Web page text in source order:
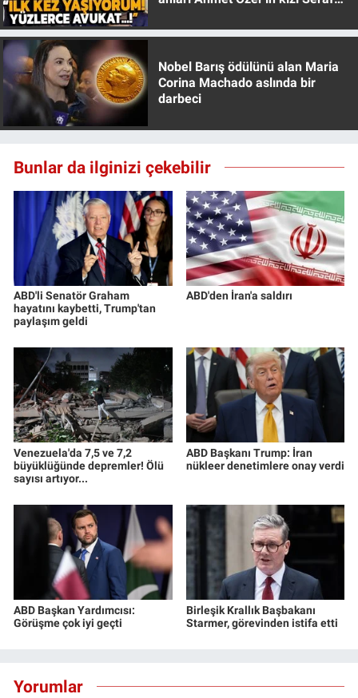
Nobel Barış ödülünü alan Maria
Corina Machado aslında bir
darbeci
Bunlar da ilginizi çekebilir
ABD'li Senatör Graham
hayatını kaybetti, Trump'tan
paylaşım geldi
ABD'den İran'a saldırı
Venezuela'da 7,5 ve 7,2
büyüklüğünde depremler! Ölü
sayısı artıyor...
ABD Başkanı Trump: İran
nükleer denetimlere onay verdi
ABD Başkan Yardımcısı:
Görüşme çok iyi geçti
Birleşik Krallık Başbakanı
Starmer, görevinden istifa etti
Yorumlar